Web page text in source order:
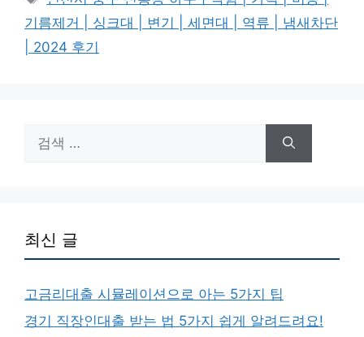
리
그
기름제거 | 싱크대 | 변기 | 세면대 | 역류 | 냄새차단
| 2024 후기
색:
최신 글
고금리대출 시뮬레이션으로 아는 5가지 팁
경기 직장인대출 받는 법 5가지 쉽게 알려드려요!